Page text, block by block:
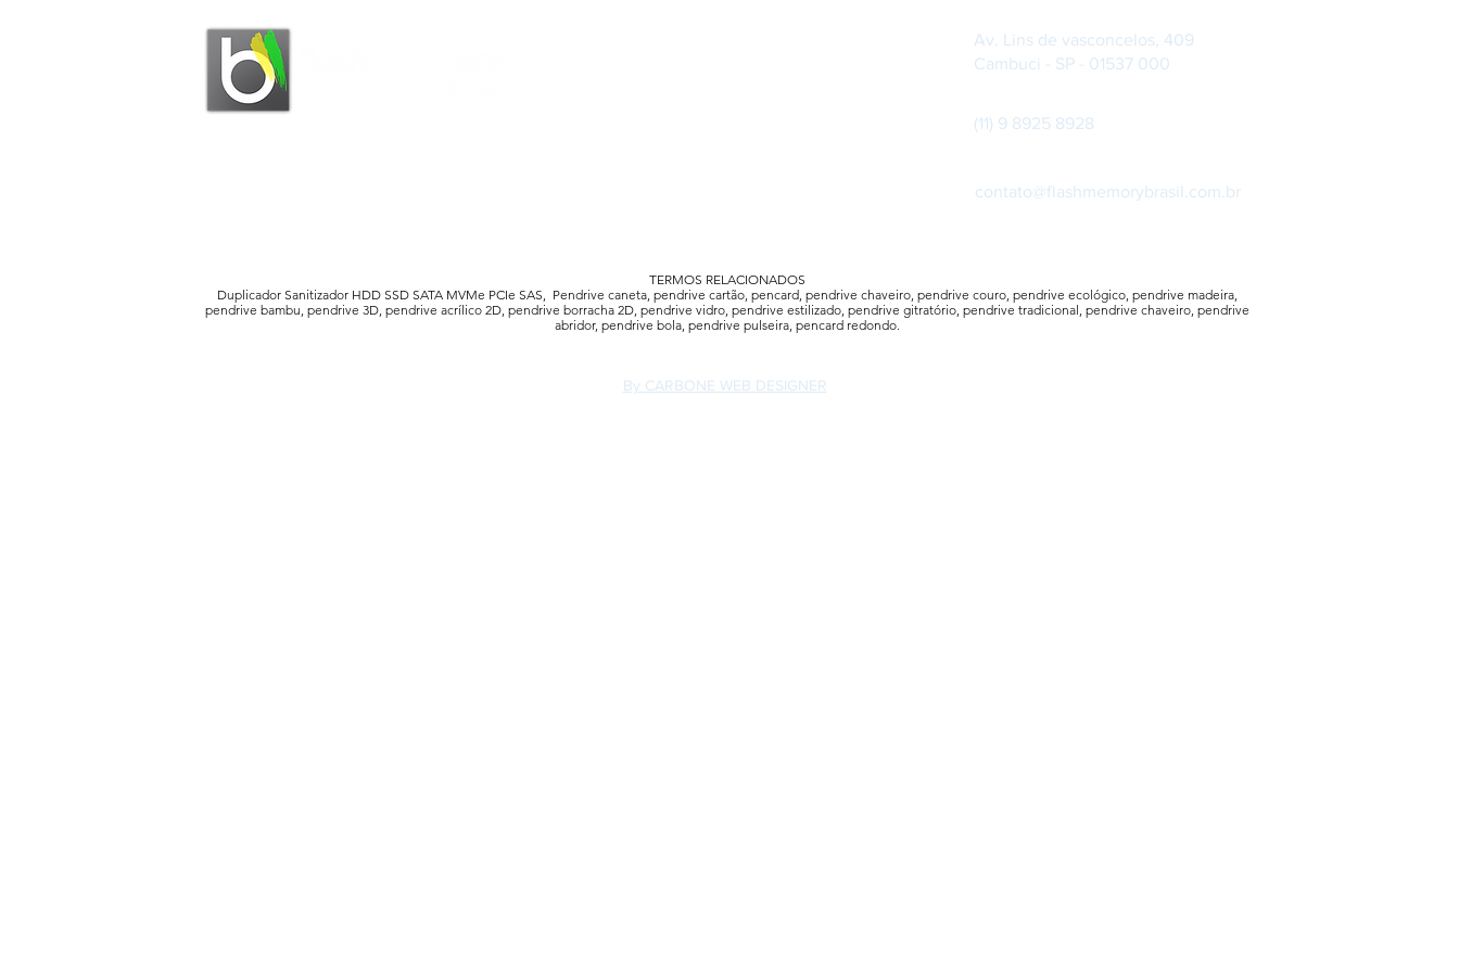
Av. Lins de vasconcelos, 409
Cambuci - SP - 01537 000
(11) 9 8925 8928
contato@flashmemorybrasil.com.br
TERMOS RELACIONADOS
Duplicador Sanitizador HDD SSD SATA MVMe PCIe SAS, Pendrive caneta, pendrive cartão, pencard, pendrive chaveiro, pendrive couro, pendrive ecológico, pendrive madeira,
pendrive bambu, pendrive 3D, pendrive acrílico 2D, pendrive borracha 2D, pendrive vidro, pendrive estilizado, pendrive gitratório, pendrive tradicional, pendrive chaveiro, pendrive
abridor, pendrive bola, pendrive pulseira, pencard redondo.
By CARBONE WEB DESIGNER